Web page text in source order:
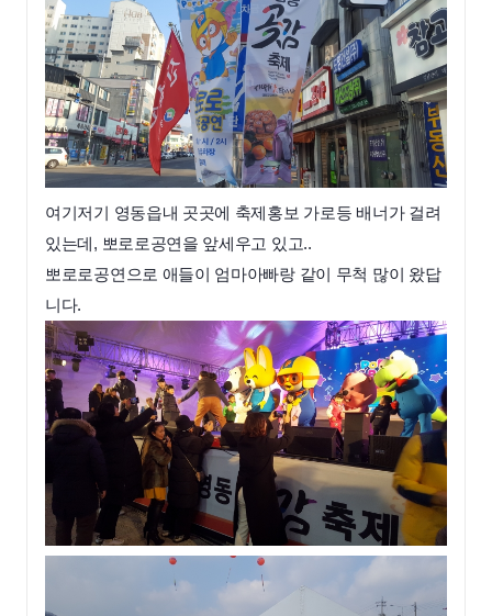
여기저기 영동읍내 곳곳에 축제홍보 가로등 배너가 걸려
있는데, 뽀로로공연을 앞세우고 있고..
뽀로로공연으로 애들이 엄마아빠랑 같이 무척 많이 왔답
니다.